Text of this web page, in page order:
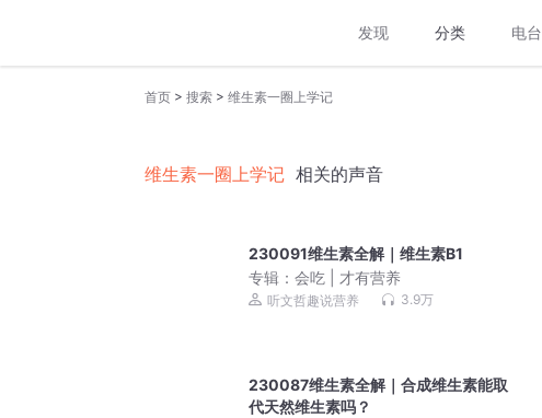
发现 分类 电台
首页 > 搜索 > 维生素一圈上学记
维生素一圈上学记 相关的声音
230091维生素全解｜维生素B1
专辑： 会吃 | 才有营养
听文哲趣说营养 3.9万
230087维生素全解｜合成维生素能取
代天然维生素吗？